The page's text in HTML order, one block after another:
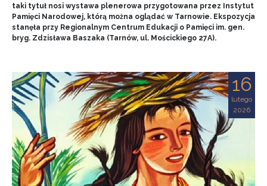
taki tytuł nosi wystawa plenerowa przygotowana przez Instytut
Pamięci Narodowej, którą można oglądać w Tarnowie. Ekspozycja
stanęła przy Regionalnym Centrum Edukacji o Pamięci im. gen.
bryg. Zdzisława Baszaka (Tarnów, ul. Mościckiego 27A).
16
lutego
2026